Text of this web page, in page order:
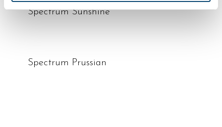
lire la suite
Spectrum Sunshine
Spectrum Prussian